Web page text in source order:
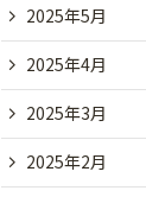
2025年5月
2025年4月
2025年3月
2025年2月